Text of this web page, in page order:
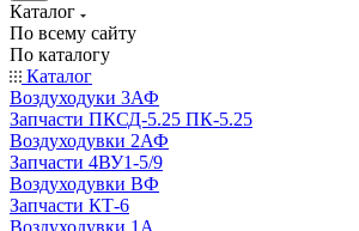
Каталог
По всему сайту
По каталогу
Каталог
Воздуходуки 3АФ
Запчасти ПКСД-5.25 ПК-5.25
Воздуходувки 2АФ
Запчасти 4ВУ1-5/9
Воздуходувки ВФ
Запчасти КТ-6
Воздуходувки 1А